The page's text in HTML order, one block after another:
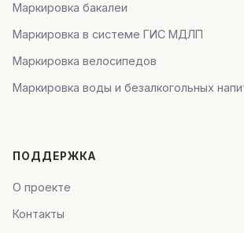
Маркировка бакалеи
Маркировка в системе ГИС МДЛП
Маркировка велосипедов
Маркировка воды и безалкогольных
ПОДДЕРЖКА
О проекте
Контакты